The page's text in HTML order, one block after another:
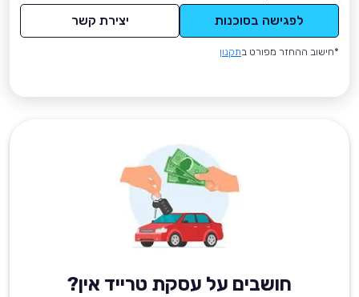
לפגישה בסוכנות יצירת קשר
*חישוב ההחזר מפורט בתקנון
חושבים על עסקת טרייד אין?